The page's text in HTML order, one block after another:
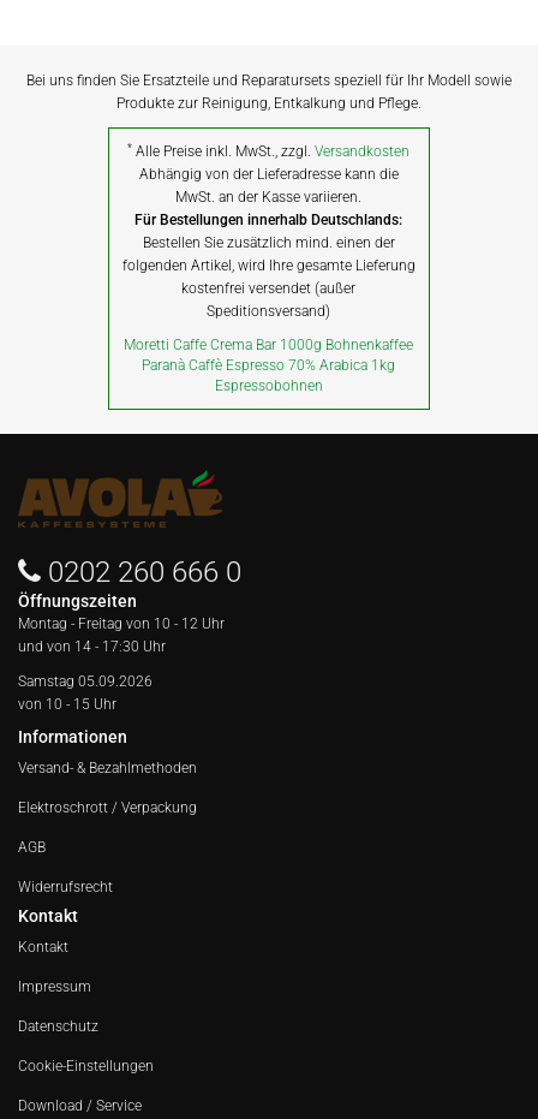
Bei uns finden Sie Ersatzteile und Reparatursets speziell für Ihr Modell sowie
Produkte zur Reinigung, Entkalkung und Pflege.
* Alle Preise inkl. MwSt., zzgl.Versandkosten
Abhängig von der Lieferadresse kann die
MwSt. an der Kasse variieren.
Für Bestellungen innerhalb Deutschlands:
Bestellen Sie zusätzlich mind. einen der
folgenden Artikel, wird Ihre gesamte Lieferung
kostenfrei versendet (außer
Speditionsversand)
Moretti Caffe Crema Bar 1000g Bohnenkaffee
Paranà Caffè Espresso 70% Arabica 1kg
Espressobohnen
0202 260 666 0
Öffnungszeiten
Montag - Freitag von 10 - 12 Uhr
und von 14 - 17:30 Uhr
Samstag 05.09.2026
von 10 - 15 Uhr
Informationen
Versand- & Bezahlmethoden
Elektroschrott / Verpackung
AGB
Widerrufsrecht
Kontakt
Kontakt
Impressum
Datenschutz
Cookie-Einstellungen
Download / Service